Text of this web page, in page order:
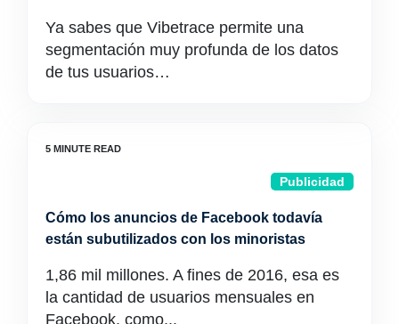
Ya sabes que Vibetrace permite una
segmentación muy profunda de los datos
de tus usuarios…
Publicidad
Cómo los anuncios de Facebook todavía
están subutilizados con los minoristas
1,86 mil millones. A fines de 2016, esa es
la cantidad de usuarios mensuales en
Facebook, como...